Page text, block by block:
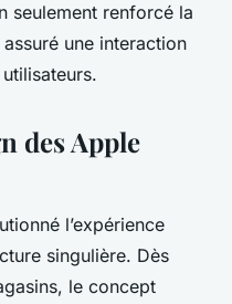
seulement renforcé la
une interaction
des Apple
l’expérience
singulière. Dès
le concept